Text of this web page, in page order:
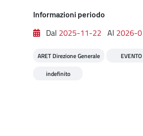
Informazioni periodo
Dal 2025-11-22 Al 2026-
ARET Direzione Generale EVENTO
indefinito